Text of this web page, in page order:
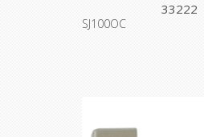
33222
SJ100OC